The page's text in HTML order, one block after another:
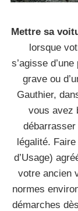
Mettre sa
lorsque
s’agisse
grave ou
Gauthier,
vous avez
légalité.
d’Usage)
votre ancien
normes
démarches